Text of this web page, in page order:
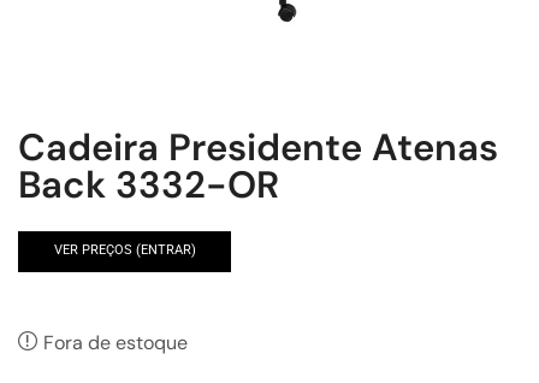
Cadeira Presidente Atenas
Back 3332-OR
VER PREÇOS (ENTRAR)
Fora de estoque